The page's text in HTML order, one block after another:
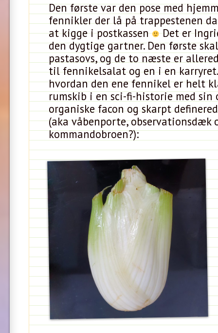
Den første var den pose med
fennikler der lå på trappestenen
at kigge i postkassen Det er
den dygtige gartner. Den første
pastasovs, og de to næste er
til fennikelsalat og en i en
hvordan den ene fennikel er helt
rumskib i en sci-fi-historie med sin
organiske facon og skarpt
(aka våbenporte, observationsdæk
kommandobroen?):